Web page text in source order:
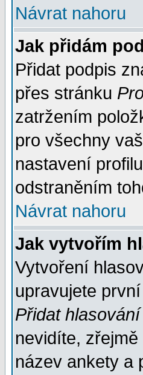
Návrat nahoru
Jak přidám
Přidat podpis
přes stránku
zatržením
pro všechny
nastavení
odstraněním
Návrat nahoru
Jak vytvořím
Vytvoření
upravujete
Přidat hlasování
nevidíte,
název ankety a